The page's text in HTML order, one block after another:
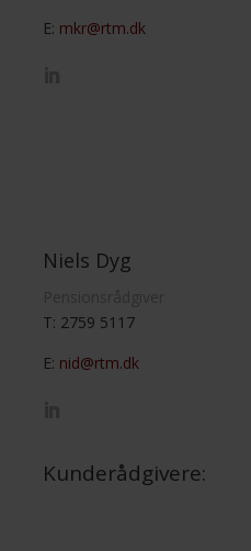
E: mkr@rtm.dk
Niels Dyg
T: 2759 5117
E: nid@rtm.dk
Kunderådgivere: